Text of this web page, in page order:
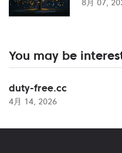
8月 07,
You may be
duty-free.cc
4月 14, 2026